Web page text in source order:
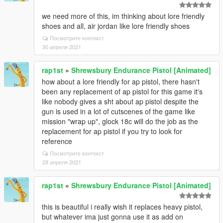
we need more of this, im thinking about lore friendly
shoes and all, air jordan like lore friendly shoes
Посмотрите контекст
30 апреля 2021
rap1st » Shrewsbury Endurance Pistol [Animated]
how about a lore friendly for ap pistol, there hasn't
been any replacement of ap pistol for this game it's
like nobody gives a sht about ap pistol despite the
gun is used in a lot of cutscenes of the game like
mission "wrap up", glock 18c will do the job as the
replacement for ap pistol if you try to look for
reference
Посмотрите контекст
28 апреля 2021
rap1st » Shrewsbury Endurance Pistol [Animated]
this is beautiful i really wish it replaces heavy pistol,
but whatever ima just gonna use it as add on